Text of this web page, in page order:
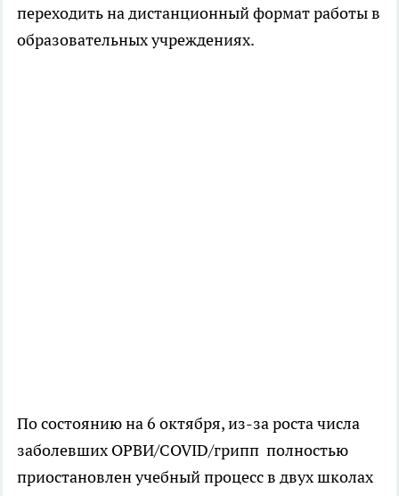
переходить на дистанционный формат работы в
образовательных учреждениях.
По состоянию на 6 октября, из-за роста числа
заболевших ОРВИ/COVID/грипп полностью
приостановлен учебный процесс в двух школах